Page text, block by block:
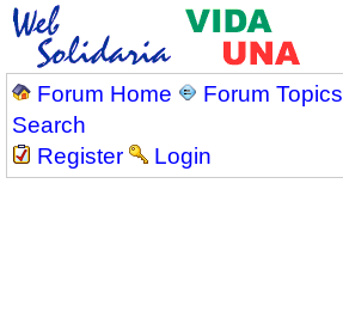
Forum Home Forum Topics
Search
Register
Login